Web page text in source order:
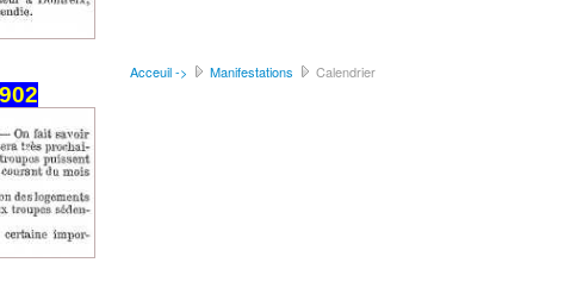
Acceuil -> Manifestations Calendrier